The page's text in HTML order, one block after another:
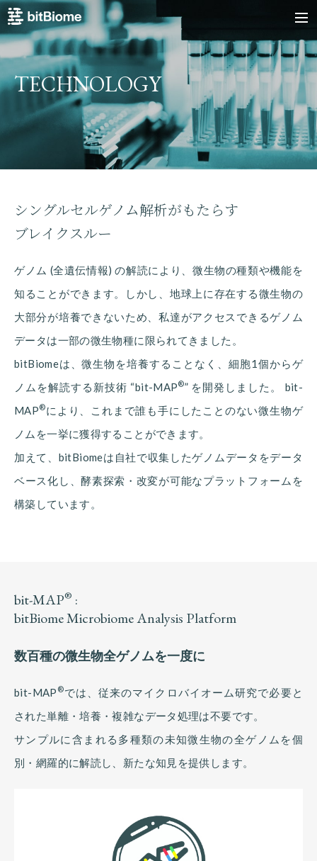
TECHNOLOGY
シングルセルゲノム解析がもたらす
ブレイクスルー
ゲノム (全遺伝情報) の解読により、微生物の種類や機能を
知ることができます。しかし、地球上に存在する微生物の
大部分が培養できないため、私達がアクセスできるゲノム
データは一部の微生物種に限られてきました。
bitBiomeは、微生物を培養することなく、細胞1個からゲ
ノムを解読する新技術 “bit-MAP®” を開発しました。 bit-
MAP®により、これまで誰も手にしたことのない微生物ゲ
ノムを一挙に獲得することができます。
加えて、bitBiomeは自社で収集したゲノムデータをデータ
ベース化し、酵素探索・改変が可能なプラットフォームを
構築しています。
bit-MAP® :
bitBiome Microbiome Analysis Platform
数百種の微生物全ゲノムを一度に
bit-MAP ®では、従来のマイクロバイオーム研究で必要と
された単離・培養・複雑なデータ処理は不要です。
サンプルに含まれる多種類の未知微生物の全ゲノムを個
別・網羅的に解読し、新たな知見を提供します。